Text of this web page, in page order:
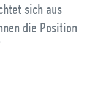
sich aus
die Position